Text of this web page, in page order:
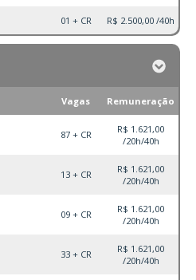
01 + CR R$ 2.500,00 /40h
Vagas Remuneração
87 + CR
R$ 1.621,00
/20h/40h
13 + CR
R$ 1.621,00
/20h/40h
09 + CR
R$ 1.621,00
/20h/40h
33 + CR
R$ 1.621,00
/20h/40h